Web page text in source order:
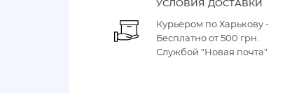
УСЛОВИЯ ДОСТАВКИ
Курьером по Харькову -
Бесплатно от 500 грн.
Службой "Новая почта"